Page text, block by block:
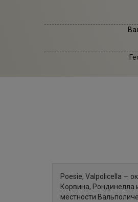
Poesie, Valpolicella —
Корвина, Рондинелла
местности